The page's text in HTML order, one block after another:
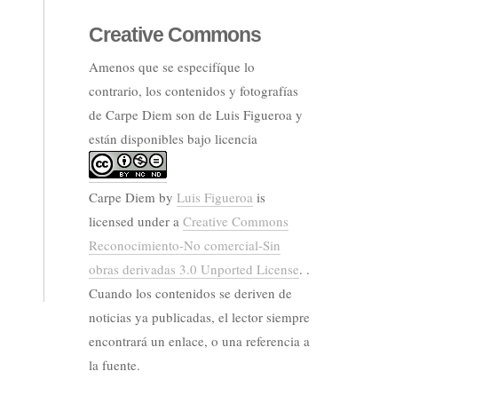
Creative Commons
Amenos que se especifíque lo
contrario, los contenidos y fotografías
de Carpe Diem son de Luis Figueroa y
están disponibles bajo licencia
Carpe Diem by Luis Figueroa is
licensed under a Creative Commons
Reconocimiento-No comercial-Sin
obras derivadas 3.0 Unported License. .
Cuando los contenidos se deriven de
noticias ya publicadas, el lector siempre
encontrará un enlace, o una referencia a
la fuente.